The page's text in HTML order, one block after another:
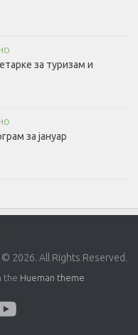
за туризам и
за јануар
2026. All Rights Reserved.
the Hueman theme